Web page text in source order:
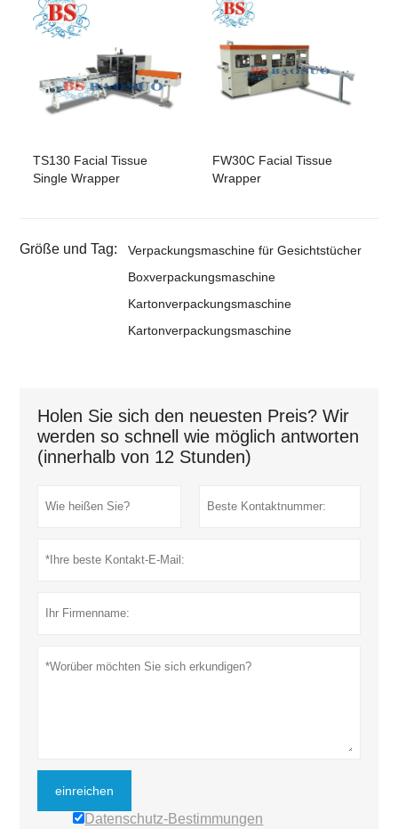
TS130 Facial Tissue
Single Wrapper
FW30C Facial Tissue
Wrapper
Größe und Tag:
Verpackungsmaschine für Gesichtstücher
Boxverpackungsmaschine
Kartonverpackungsmaschine
Kartonverpackungsmaschine
Holen Sie sich den neuesten Preis? Wir
werden so schnell wie möglich antworten
(innerhalb von 12 Stunden)
einreichen
Datenschutz-Bestimmungen